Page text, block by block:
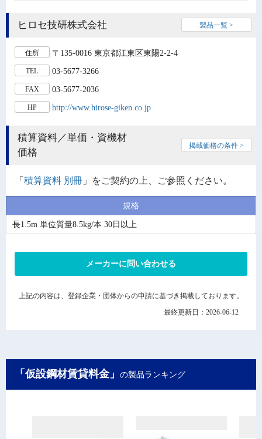
ヒロセ技研株式会社 製品一覧 >
住所 〒135-0016 東京都江東区東陽2-2-4
TEL 03-5677-3266
FAX 03-5677-2036
HP http://www.hirose-giken.co.jp
積算資料／単価・資機材
価格
掲載価格の条件 >
「 積算資料 別冊 」をご契約の上、ご参照ください。
規格
長1.5m 単位質量8.5kg/本 30日以上
メーカーに問い合わせる
上記の内容は、登録企業・団体からの申請に基づき掲載しております。
最終更新日：2026-06-12
「仮設鋼材賃貸料金」 の製品ランキング